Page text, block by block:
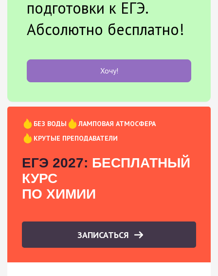
подготовки к ЕГЭ.
Абсолютно бесплатно!
Хочу!
БЕЗ ВОДЫ
ЛАМПОВАЯ АТМОСФЕРА
КРУТЫЕ ПРЕПОДАВАТЕЛИ
ЕГЭ 2027: БЕСПЛАТНЫЙ
КУРС
ПО ХИМИИ
ЗАПИСАТЬСЯ